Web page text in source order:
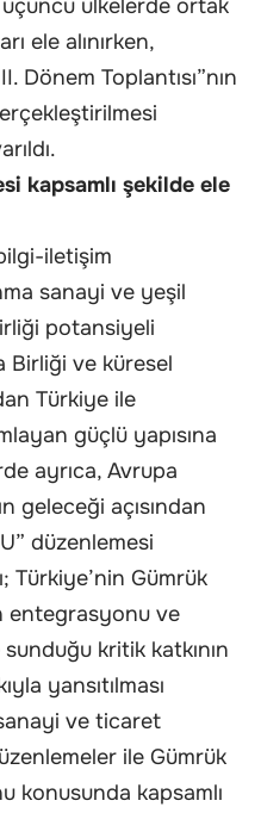
üçüncü ülkelerde ortak
ele alınırken,
Dönem Toplantısı”nın
kapsamlı şekilde ele
iletişim
sanayi ve yeşil
potansiyeli
Birliği ve küresel
Türkiye ile
güçlü yapısına
ayrıca, Avrupa
geleceği açısından
düzenlemesi
Türkiye’nin Gümrük
entegrasyonu ve
kritik katkının
yansıtılması
ve ticaret
ile Gümrük
konusunda kapsamlı